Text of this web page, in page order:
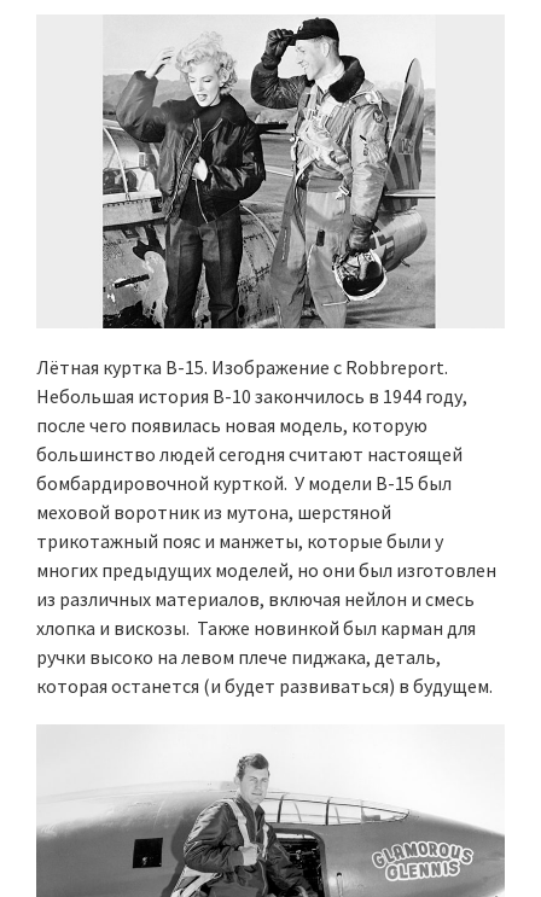
Лётная куртка B-15. Изображение с Robbreport.
Небольшая история B-10 закончилось в 1944 году,
после чего появилась новая модель, которую
большинство людей сегодня считают настоящей
бомбардировочной курткой. У модели B-15 был
меховой воротник из мутона, шерстяной
трикотажный пояс и манжеты, которые были у
многих предыдущих моделей, но они был изготовлен
из различных материалов, включая нейлон и смесь
хлопка и вискозы. Также новинкой был карман для
ручки высоко на левом плече пиджака, деталь,
которая останется (и будет развиваться) в будущем.